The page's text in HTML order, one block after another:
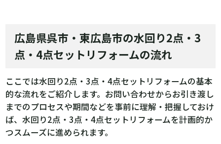
広島県呉市・東広島市の水回り2点・3
点・4点セットリフォームの流れ
ここでは水回り2点・3点・4点セットリフォームの基本
的な流れをご紹介します。お問い合わせからお引き渡し
までのプロセスや期間などを事前に理解・把握しておけ
ば、水回り2点・3点・4点セットリフォームを計画的か
つスムーズに進められます。